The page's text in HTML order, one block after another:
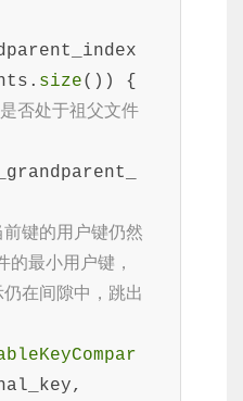
size()) {
否处于祖父文件
键的用户键仍然
的最小用户键，
在间隙中，跳出